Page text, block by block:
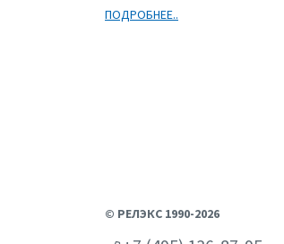
ПОДРОБНЕЕ..
© РЕЛЭКС 1990-2026